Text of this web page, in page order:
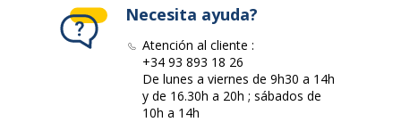
Necesita ayuda?
Atención al cliente :
+34 93 893 18 26
De lunes a viernes de 9h30 a 14h
y de 16.30h a 20h ; sábados de
10h a 14h